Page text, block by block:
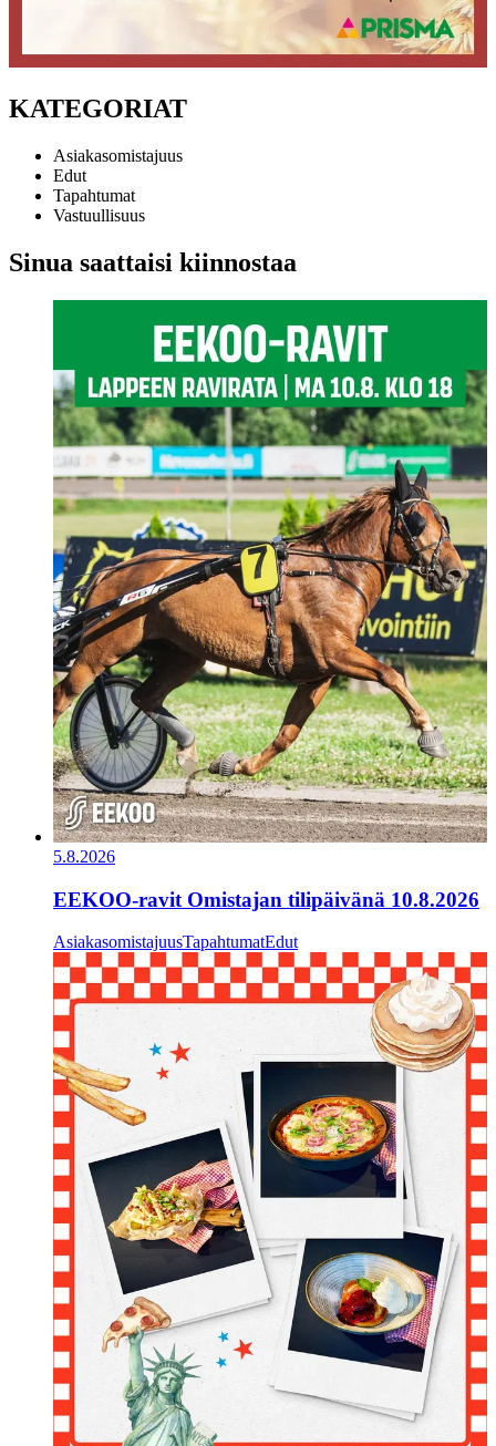
KATEGORIAT
Asiakasomistajuus
Edut
Tapahtumat
Vastuullisuus
Sinua saattaisi kiinnostaa
5.8.2026
EEKOO-ravit Omistajan tilipäivänä 10.8.2026
AsiakasomistajuusTapahtumatEdut